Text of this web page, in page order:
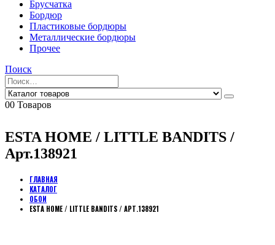
Брусчатка
Бордюр
Пластиковые бордюры
Металлические бордюры
Прочее
Поиск
00 Товаров
ESTA HOME / LITTLE BANDITS /
Арт.138921
ГЛАВНАЯ
КАТАЛОГ
ОБОИ
ESTA HOME / LITTLE BANDITS / АРТ.138921